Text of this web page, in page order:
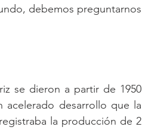
debemos preguntarnos
se dieron a partir de 1950
acelerado desarrollo que la
la producción de 2